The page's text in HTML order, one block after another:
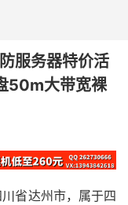
服务器特价活
50m大带宽裸
省达州市，属于四